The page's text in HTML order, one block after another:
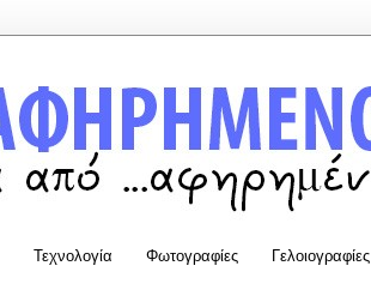
Τεχνολογία Φωτογραφίες Γελοιογραφίες